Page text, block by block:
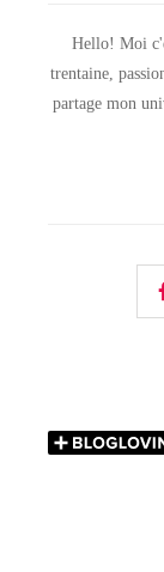
Hello! Moi
trentaine,
partage mon